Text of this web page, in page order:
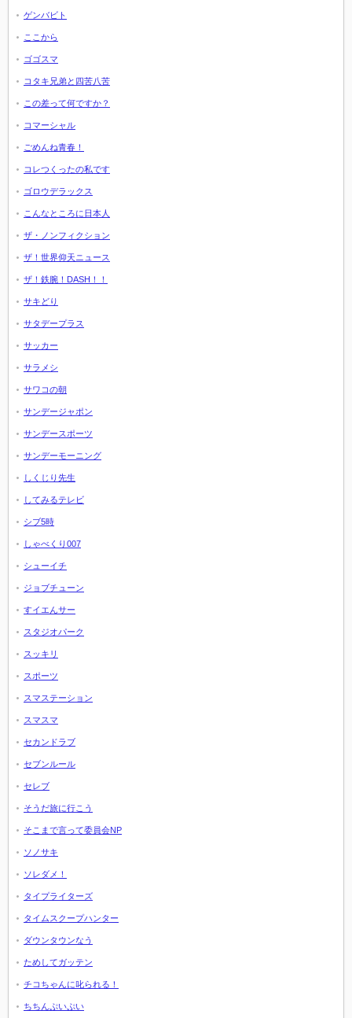
ゲンバビト
ここから
ゴゴスマ
コタキ兄弟と四苦八苦
この差って何ですか？
コマーシャル
ごめんね青春！
コレつくったの私です
ゴロウデラックス
こんなところに日本人
ザ・ノンフィクション
ザ！世界仰天ニュース
ザ！鉄腕！DASH！！
サキどり
サタデープラス
サッカー
サラメシ
サワコの朝
サンデージャポン
サンデースポーツ
サンデーモーニング
しくじり先生
してみるテレビ
シブ5時
しゃべくり007
シューイチ
ジョブチューン
すイエんサー
スタジオパーク
スッキリ
スポーツ
スマステーション
スマスマ
セカンドラブ
セブンルール
セレブ
そうだ旅に行こう
そこまで言って委員会NP
ソノサキ
ソレダメ！
タイプライターズ
タイムスクープハンター
ダウンタウンなう
ためしてガッテン
チコちゃんに叱られる！
ちちんぷいぷい